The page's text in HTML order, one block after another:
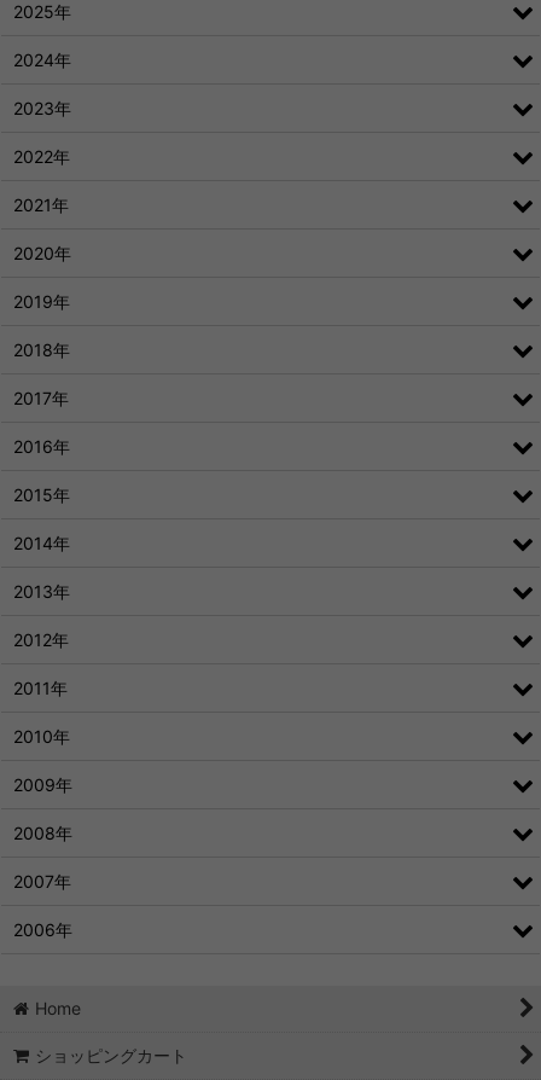
2025年
2024年
2023年
2022年
2021年
2020年
2019年
2018年
2017年
2016年
2015年
2014年
2013年
2012年
2011年
2010年
2009年
2008年
2007年
2006年
Home
ショッピングカート